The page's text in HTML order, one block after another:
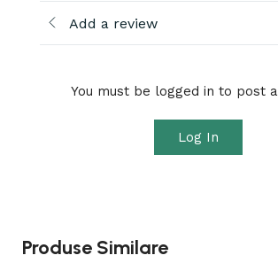
Add a review
You must be logged in to post
Log In
Produse Similare